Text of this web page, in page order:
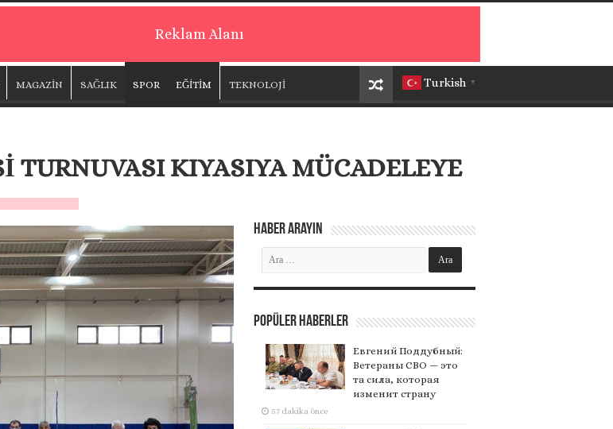
Reklam Alanı
Turkish ▼
MAGAZİN SAĞLIK SPOR EĞİTİM TEKNOLOJİ
TURNUVASI KIYASIYA MÜCADELEYE
Haber Arayın
Popüler Haberler
Евгений Поддубный:
Ветераны СВО — это
та сила, которая
изменит страну
57 dakika önce